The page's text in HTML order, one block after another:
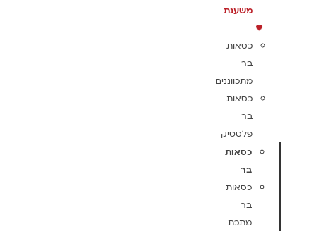
משענת
כסאות
בר
מתכווננים
כסאות
בר
פלסטיק
כסאות
בר
כסאות
בר
מתכת